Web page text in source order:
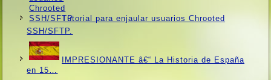
Tutorial para enjaular usuarios Chrooted
SSH/SFTP.
IMPRESIONANTE â€“ La Historia de España
en 15…